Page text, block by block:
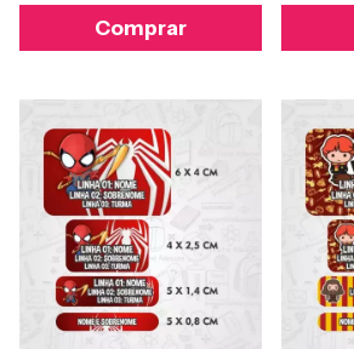
Comprar